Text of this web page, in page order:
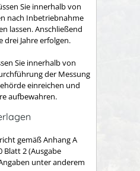
Sie innerhalb von
nach Inbetriebnahme
lassen. Anschließend
drei Jahre erfolgen.
Sie innerhalb von
der Messung
einreichen und
aufbewahren.
gemäß Anhang A
Blatt 2 (Ausgabe
unter anderem